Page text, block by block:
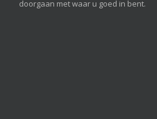
doorgaan met waar u goed in bent.